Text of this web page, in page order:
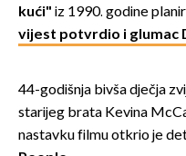
kući" iz 1990. godine
vijest potvrdio i glumac
44-godišnja bivša dječja
starijeg brata Kevina
nastavku filmu otkrio je